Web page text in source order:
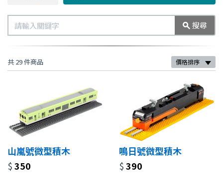
選
單
選
搜尋
共 29 件商品 價格排序
山嵐號微型積木
$350
鳴日號微型積木
$390